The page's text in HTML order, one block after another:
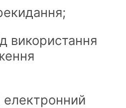
використання